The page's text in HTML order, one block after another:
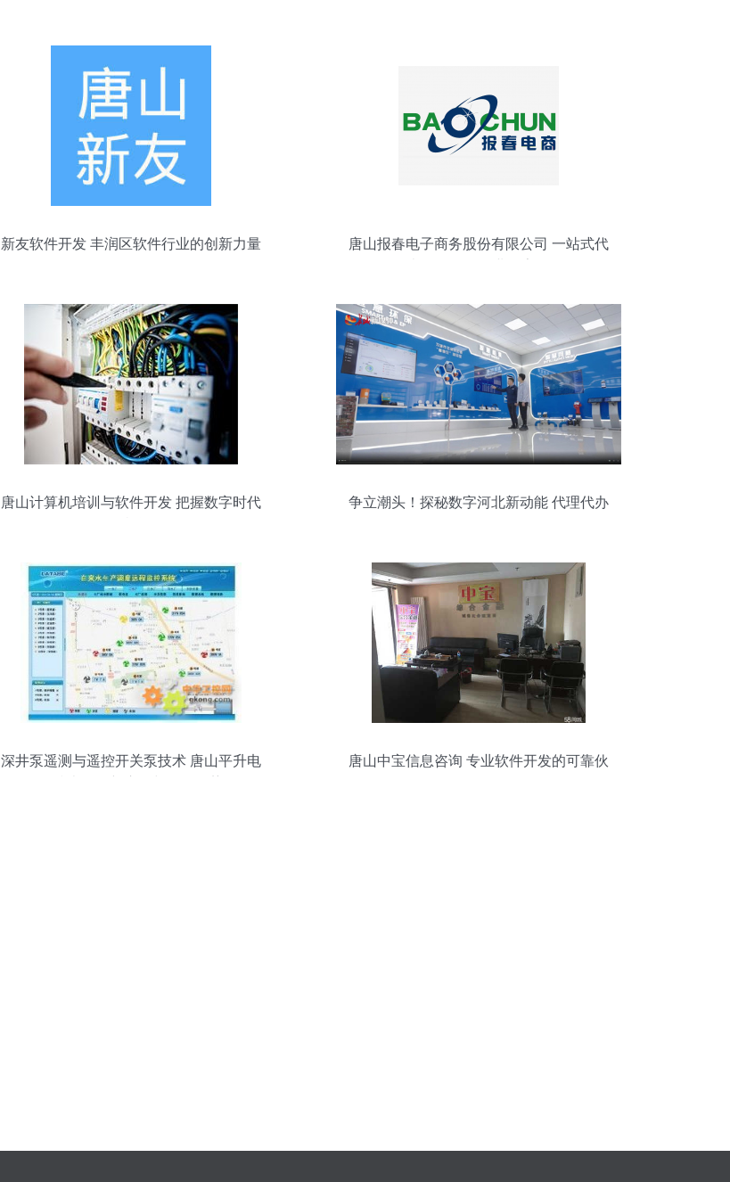
新友软件开发 丰润区软件行业的创新力量
唐山报春电子商务股份有限公司 一站式代
唐山计算机培训与软件开发 把握数字时代
争立潮头！探秘数字河北新动能 代理代办
深井泵遥测与遥控开关泵技术 唐山平升电
唐山中宝信息咨询 专业软件开发的可靠伙